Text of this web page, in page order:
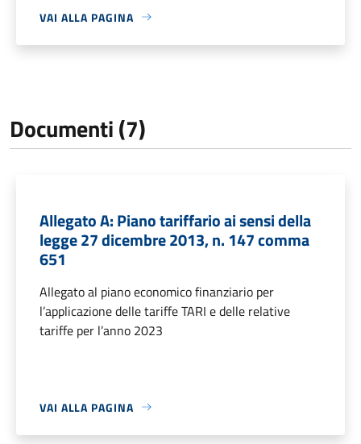
VAI ALLA PAGINA
Documenti (7)
Allegato A: Piano tariffario ai sensi della
legge 27 dicembre 2013, n. 147 comma
651
Allegato al piano economico finanziario per
l’applicazione delle tariffe TARI e delle relative
tariffe per l’anno 2023
VAI ALLA PAGINA